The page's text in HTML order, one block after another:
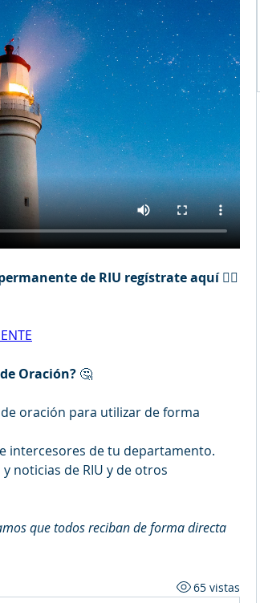
de RIU regístrate aquí 👇🏻
Oración? 🤔
oración para utilizar de forma
intercesores de tu departamento.
noticias de RIU y de otros
que todos reciban de forma directa
65 vistas